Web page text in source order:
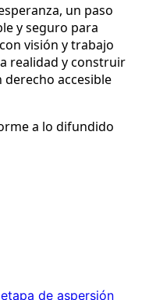
un paso
y seguro para
visión y trabajo
realidad y construir
derecho accesible
a lo difundido
de aspersión